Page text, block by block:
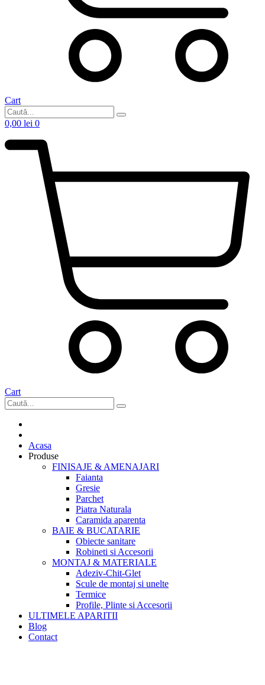
Cart
0,00 lei 0
Cart
Acasa
Produse
FINISAJE & AMENAJARI
Faianta
Gresie
Parchet
Piatra Naturala
Caramida aparenta
BAIE & BUCATARIE
Obiecte sanitare
Robineti si Accesorii
MONTAJ & MATERIALE
Adeziv-Chit-Glet
Scule de montaj si unelte
Termice
Profile, Plinte si Accesorii
ULTIMELE APARITII
Blog
Contact